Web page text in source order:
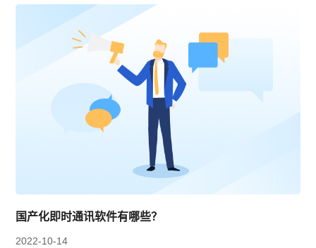
国产化即时通讯软件有哪些？
2022-10-14